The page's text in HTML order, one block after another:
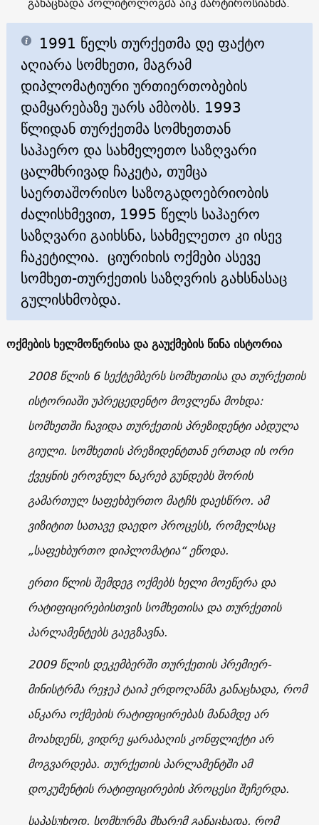
1991 წელს თურქეთმა დე ფაქტო
აღიარა სომხეთი, მაგრამ
დიპლომატიური ურთიერთობების
დამყარებაზე უარს ამბობს. 1993
წლიდან თურქეთმა სომხეთთან
საჰაერო და სახმელეთო საზღვარი
ცალმხრივად ჩაკეტა, თუმცა
საერთაშორისო საზოგადოებრიობის
ძალისხმევით, 1995 წელს საჰაერო
საზღვარი გაიხსნა, სახმელეთო კი ისევ
ჩაკეტილია. ციურიხის ოქმები ასევე
სომხეთ-თურქეთის საზღვრის გახსნასაც
გულისხმობდა.
ოქმების ხელმოწერისა და გაუქმების წინა ისტორია
2008 წლის 6 სექტემბერს სომხეთისა და თურქეთის
ისტორიაში უპრეცედენტო მოვლენა მოხდა:
სომხეთში ჩავიდა თურქეთის პრეზიდენტი აბდულა
გიული. სომხეთის პრეზიდენტთან ერთად ის ორი
ქვეყნის ეროვნულ ნაკრებ გუნდებს შორის
გამართულ საფეხბურთო მატჩს დაესწრო. ამ
ვიზიტით სათავე დაედო პროცესს, რომელსაც
„საფეხბურთო დიპლომატია“ ეწოდა.
ერთი წლის შემდეგ ოქმებს ხელი მოეწერა და
რატიფიცირებისთვის სომხეთისა და თურქეთის
პარლამენტებს გაეგზავნა.
2009 წლის დეკემბერში თურქეთის პრემიერ-
მინისტრმა რეჯეპ ტაიპ ერდოღანმა განაცხადა, რომ
ანკარა ოქმების რატიფიცირებას მანამდე არ
მოახდენს, ვიდრე ყარაბაღის კონფლიქტი არ
მოგვარდება. თურქეთის პარლამენტში ამ
დოკუმენტის რატიფიცირების პროცესი შეჩერდა.
საპასუხოდ, სომხურმა მხარემ განაცხადა, რომ